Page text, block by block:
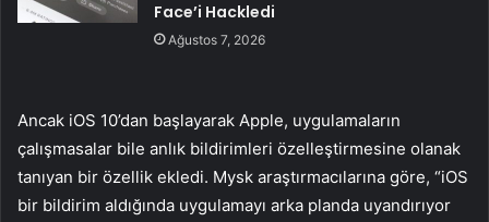
Face’i Hackledi
Ağustos 7, 2026
Ancak iOS 10’dan başlayarak Apple, uygulamaların
çalışmasalar bile anlık bildirimleri özelleştirmesine olanak
tanıyan bir özellik ekledi. Mysk araştırmacılarına göre, “iOS
bir bildirim aldığında uygulamayı arka planda uyandırıyor